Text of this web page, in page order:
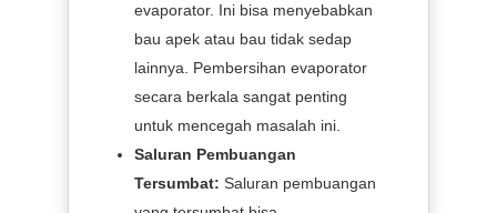
evaporator. Ini bisa menyebabkan
bau apek atau bau tidak sedap
lainnya. Pembersihan evaporator
secara berkala sangat penting
untuk mencegah masalah ini.
Saluran Pembuangan
Tersumbat: Saluran pembuangan